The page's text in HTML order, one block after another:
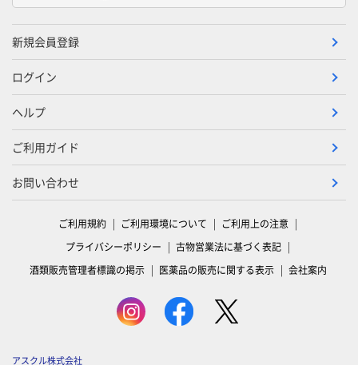
新規会員登録
ログイン
ヘルプ
ご利用ガイド
お問い合わせ
ご利用規約 ご利用環境について
ご利用上の注意
プライバシーポリシー
古物営業法に基づく表記
酒類販売管理者標識の掲示
医薬品の販売に関する表示 会社案内
アスクル株式会社